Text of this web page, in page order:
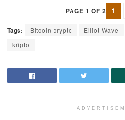
PAGE 1 OF 2 1
Tags: Bitcoin crypto Elliot Wave
kripto